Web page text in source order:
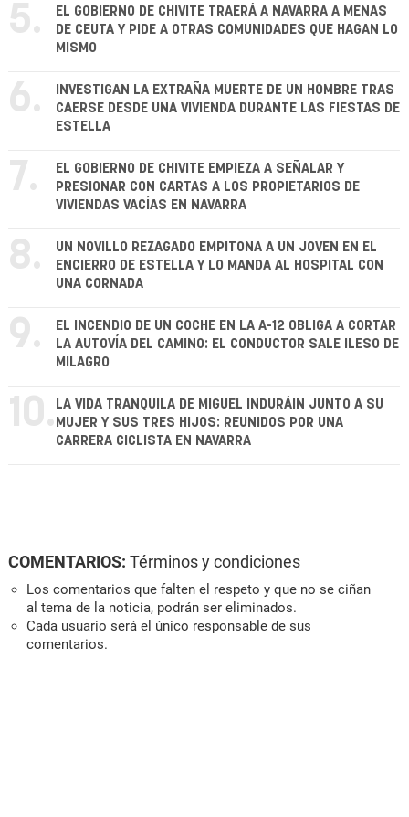
5.
EL GOBIERNO DE CHIVITE TRAERÁ A NAVARRA A MENAS
DE CEUTA Y PIDE A OTRAS COMUNIDADES QUE HAGAN LO
MISMO
6.
INVESTIGAN LA EXTRAÑA MUERTE DE UN HOMBRE TRAS
CAERSE DESDE UNA VIVIENDA DURANTE LAS FIESTAS DE
ESTELLA
7.
EL GOBIERNO DE CHIVITE EMPIEZA A SEÑALAR Y
PRESIONAR CON CARTAS A LOS PROPIETARIOS DE
VIVIENDAS VACÍAS EN NAVARRA
8.
UN NOVILLO REZAGADO EMPITONA A UN JOVEN EN EL
ENCIERRO DE ESTELLA Y LO MANDA AL HOSPITAL CON
UNA CORNADA
9.
EL INCENDIO DE UN COCHE EN LA A-12 OBLIGA A CORTAR
LA AUTOVÍA DEL CAMINO: EL CONDUCTOR SALE ILESO DE
MILAGRO
10. LA VIDA TRANQUILA DE MIGUEL INDURÁIN JUNTO A SU
MUJER Y SUS TRES HIJOS: REUNIDOS POR UNA
CARRERA CICLISTA EN NAVARRA
COMENTARIOS: Términos y condiciones
Los comentarios que falten el respeto y que no se ciñan
al tema de la noticia, podrán ser eliminados.
Cada usuario será el único responsable de sus
comentarios.